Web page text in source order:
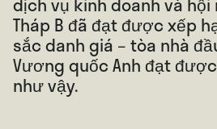
Tháp B đã đạt được xếp
sắc danh giá – tòa nhà
Vương quốc Anh đạt
như vậy.